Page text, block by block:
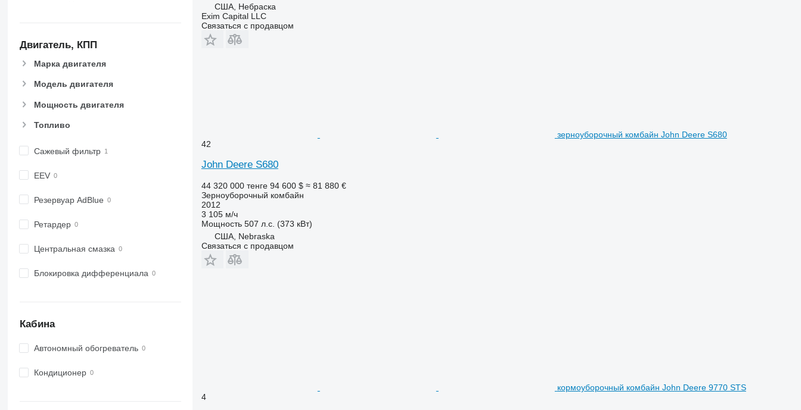
Двигатель, КПП
Марка двигателя
Модель двигателя
Мощность двигателя
Топливо
Сажевый фильтр
EEV
Резервуар AdBlue
Ретардер
Центральная смазка
Блокировка дифференциала
Кабина
Автономный обогреватель
Кондиционер
США, Небраска
Exim Capital LLC
Связаться с продавцом
зерноуборочный комбайн John Deere S680
42
John Deere S680
44 320 000 тенге 94 600 $ ≈ 81 880 €
Зерноуборочный комбайн
2012
3 105 м/ч
Мощность 507 л.с. (373 кВт)
США, Nebraska
Связаться с продавцом
кормоуборочный комбайн John Deere 9770 STS
4